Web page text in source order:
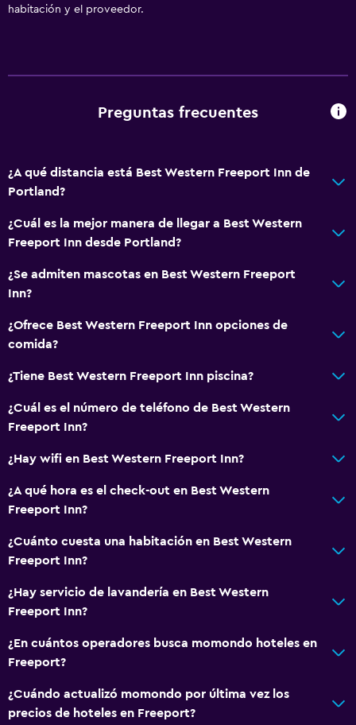
Servicios y facilidades
Servicio de despertador
Check-out exprés
Servicio de habitaciones
Check-in/check-out privado
Recepción 24 horas
Limpieza diaria
Sistema de entretenimiento
TV por cable o vía satélite
TV de pantalla plana
Fax/fotocopiadora
Estacionamiento y transporte
habitación y el proveedor.
Preguntas frecuentes
¿A qué distancia está Best Western Freeport Inn de
Portland?
¿Cuál es la mejor manera de llegar a Best Western
Freeport Inn desde Portland?
¿Se admiten mascotas en Best Western Freeport
Inn?
¿Ofrece Best Western Freeport Inn opciones de
comida?
¿Tiene Best Western Freeport Inn piscina?
¿Cuál es el número de teléfono de Best Western
Freeport Inn?
¿Hay wifi en Best Western Freeport Inn?
¿A qué hora es el check-out en Best Western
Freeport Inn?
¿Cuánto cuesta una habitación en Best Western
Freeport Inn?
¿Hay servicio de lavandería en Best Western
Freeport Inn?
¿En cuántos operadores busca momondo hoteles en
Freeport?
¿Cuándo actualizó momondo por última vez los
precios de hoteles en Freeport?